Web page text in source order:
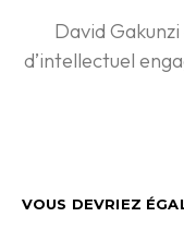
David
d’intellectuel
VOUS DEVRIEZ